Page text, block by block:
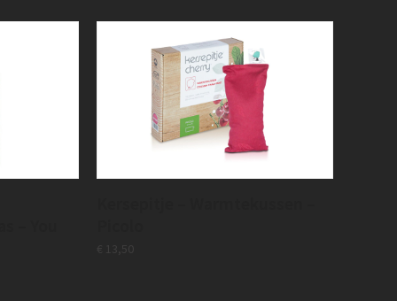
13,50